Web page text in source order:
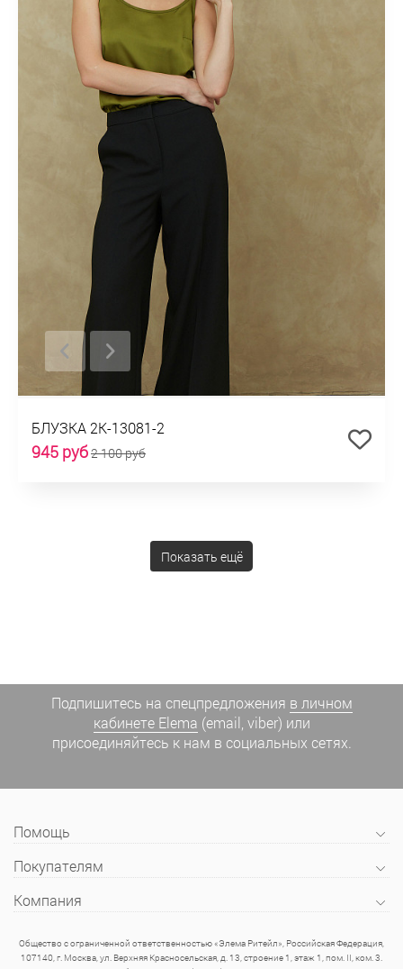
БЛУЗКА 2К-13081-2
945 руб2 100 руб
Показать ещё
Подпишитесь на спецпредложения в личном
кабинете Elema (email, viber) или
присоединяйтесь к нам в социальных сетях.
Помощь
Покупателям
Компания
Общество с ограниченной ответственностью «Элема Ритейл», Российская Федерация,
107140, г. Москва, ул. Верхняя Красносельская, д. 13, строение 1, этаж 1, пом. II, ком. 3.